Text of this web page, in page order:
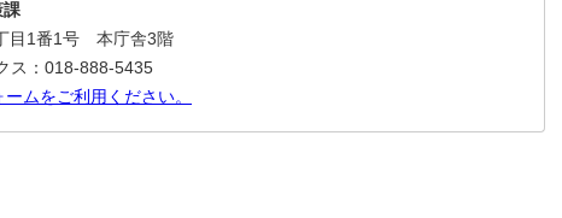
目1番1号 本庁舎3階
ス：018-888-5435
ムをご利用ください。